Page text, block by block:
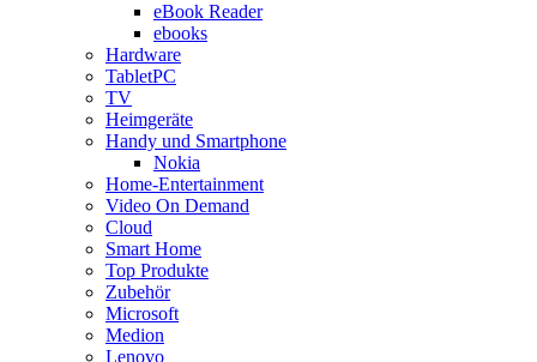
eBook Reader
ebooks
Hardware
TabletPC
TV
Heimgeräte
Handy und Smartphone
Nokia
Home-Entertainment
Video On Demand
Cloud
Smart Home
Top Produkte
Zubehör
Microsoft
Medion
Lenovo